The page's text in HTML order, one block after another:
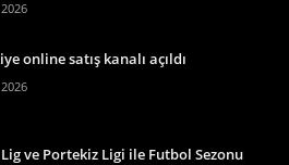
online satış kanalı açıldı
ve Portekiz Ligi ile Futbol Sezonu